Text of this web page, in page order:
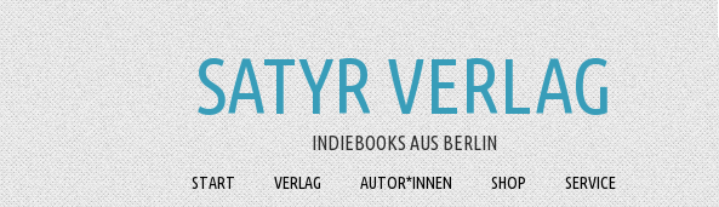
SATYR VERLAG
INDIEBOOKS AUS BERLIN
START VERLAG AUTOR*INNEN SHOP SERVICE